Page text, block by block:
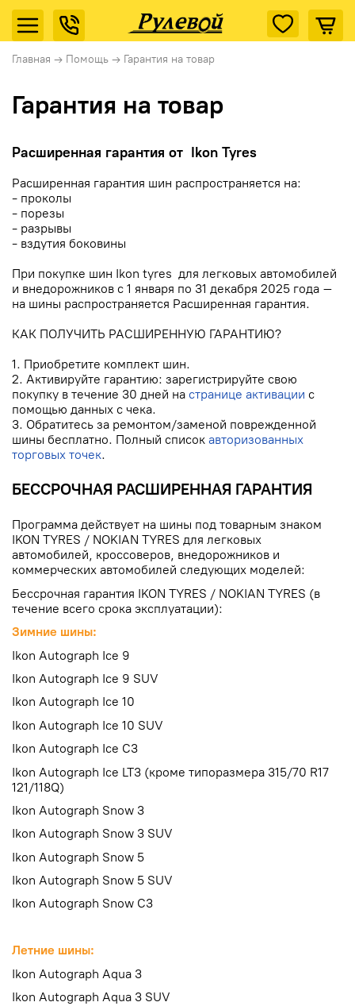
Главная → Помощь → Гарантия на товар
Гарантия на товар
Расширенная гарантия от Ikon Tyres
Расширенная гарантия шин распространяется на:
- проколы
- порезы
- разрывы
- вздутия боковины
При покупке шин Ikon tyres для легковых автомобилей
и внедорожников с 1 января по 31 декабря 2025 года –
на шины распространяется Расширенная гарантия.
КАК ПОЛУЧИТЬ РАСШИРЕННУЮ ГАРАНТИЮ?
1. Приобретите комплект шин.
2. Активируйте гарантию: зарегистрируйте свою
покупку в течение 30 дней на странице активации с
помощью данных с чека.
3. Обратитесь за ремонтом/заменой поврежденной
шины бесплатно. Полный список авторизованных
торговых точек.
БЕССРОЧНАЯ РАСШИРЕННАЯ ГАРАНТИЯ
Программа действует на шины под товарным знаком
IKON TYRES / NOKIAN TYRES для легковых
автомобилей, кроссоверов, внедорожников и
коммерческих автомобилей следующих моделей:
Бессрочная гарантия IKON TYRES / NOKIAN TYRES (в
течение всего срока эксплуатации):
Зимние шины:
Ikon Autograph Ice 9
Ikon Autograph Ice 9 SUV
Ikon Autograph Ice 10
Ikon Autograph Ice 10 SUV
Ikon Autograph Ice C3
Ikon Autograph Ice LT3 (кроме типоразмера 315/70 R17
121/118Q)
Ikon Autograph Snow 3
Ikon Autograph Snow 3 SUV
Ikon Autograph Snow 5
Ikon Autograph Snow 5 SUV
Ikon Autograph Snow C3
Летние шины:
Ikon Autograph Aqua 3
Ikon Autograph Aqua 3 SUV